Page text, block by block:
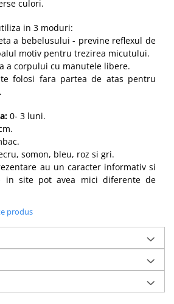
culori.
in 3 moduri:
a bebelusului - previne reflexul de
motiv pentru trezirea micutului.
a corpului cu manutele libere.
folosi fara partea de atas pentru
0- 3 luni.
somon, bleu, roz si gri.
au un caracter informativ si
in site pot avea mici diferente de
produs